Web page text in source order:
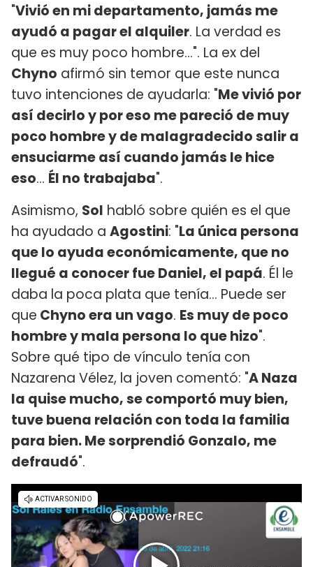
"Vivió en mi departamento, jamás me
ayudó a pagar el alquiler. La verdad es
que es muy poco hombre...". La ex del
Chyno afirmó sin temor que este nunca
tuvo intenciones de ayudarla: "Me vivió por
así decirlo y por eso me pareció de muy
poco hombre y de malagradecido salir a
ensuciarme así cuando jamás le hice
eso... Él no trabajaba".
Asimismo, Sol habló sobre quién es el que
ha ayudado a Agostini: "La única persona
que lo ayuda económicamente, que no
llegué a conocer fue Daniel, el papá. Él le
daba la poca plata que tenía... Puede ser
que Chyno era un vago. Es muy de poco
hombre y mala persona lo que hizo".
Sobre qué tipo de vínculo tenía con
Nazarena Vélez, la joven comentó: "A Naza
la quise mucho, se comportó muy bien,
tuve buena relación con toda la familia
para bien. Me sorprendió Gonzalo, me
defraudó".